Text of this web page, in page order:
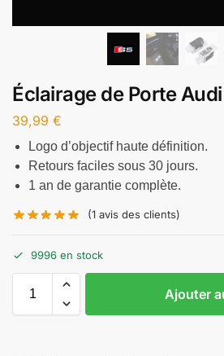
Éclairage de Porte
39,99 €
Logo d’objectif haute définition.
Retours faciles sous 30 jours.
1 an de garantie complète.
(1 avis des clients)
9996 en stock
Ajouter